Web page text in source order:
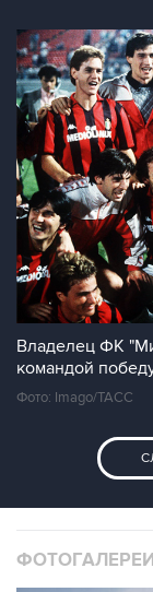
Владелец ФК
командой
Фото: Imago/ТАСС
ФОТОГАЛЕРЕИ